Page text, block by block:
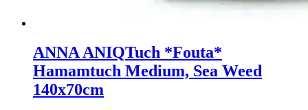
ANNA ANIQTuch *Fouta*
Hamamtuch Medium, Sea Weed
140x70cm